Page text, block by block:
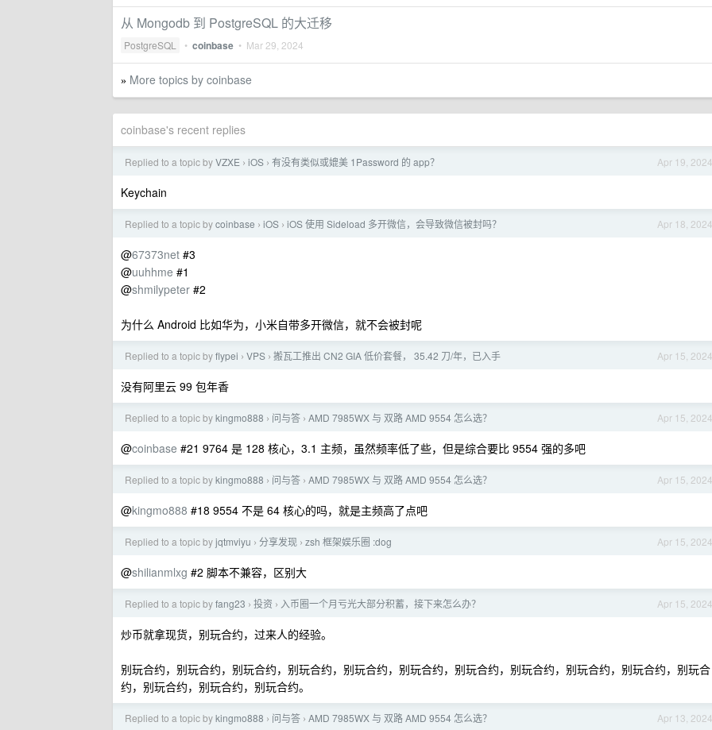
从 Mongodb 到 PostgreSQL 的大迁移
PostgreSQL • coinbase • Mar 29, 2024
» More topics by coinbase
coinbase's recent replies
Apr 19, 2024
Replied to a topic byVZXE › iOS › 有没有类似或媲美 1Password 的 app？
Keychain
Apr 18, 2024
Replied to a topic bycoinbase › iOS › iOS 使用 Sideload 多开微信，会导致微信被封吗？
@67373net #3
@uuhhme #1
@shmilypeter #2
为什么 Android 比如华为，小米自带多开微信，就不会被封呢
Apr 15, 2024
Replied to a topic byflypei › VPS › 搬瓦工推出 CN2 GIA 低价套餐， 35.42 刀/年，已入手
没有阿里云 99 包年香
Apr 15, 2024
Replied to a topic bykingmo888 › 问与答 › AMD 7985WX 与 双路 AMD 9554 怎么选？
@coinbase #21 9764 是 128 核心，3.1 主频，虽然频率低了些，但是综合要比 9554 强的多吧
Apr 15, 2024
Replied to a topic bykingmo888 › 问与答 › AMD 7985WX 与 双路 AMD 9554 怎么选？
@kingmo888 #18 9554 不是 64 核心的吗，就是主频高了点吧
Apr 15, 2024
Replied to a topic byjqtmviyu › 分享发现 › zsh 框架娱乐圈 :dog
@shilianmlxg #2 脚本不兼容，区别大
Apr 15, 2024
Replied to a topic byfang23 › 投资 › 入币圈一个月亏光大部分积蓄，接下来怎么办？
炒币就拿现货，别玩合约，过来人的经验。
别玩合约，别玩合约，别玩合约，别玩合约，别玩合约，别玩合约，别玩合约，别玩合约，别玩合约，别玩合约，别玩合
约，别玩合约，别玩合约，别玩合约。
Apr 13, 2024
Replied to a topic bykingmo888 › 问与答 › AMD 7985WX 与 双路 AMD 9554 怎么选？